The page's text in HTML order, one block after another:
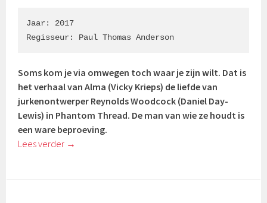
Jaar: 2017
Regisseur: Paul Thomas Anderson
Soms kom je via omwegen toch waar je zijn wilt. Dat is
het verhaal van Alma (Vicky Krieps) de liefde van
jurkenontwerper Reynolds Woodcock (Daniel Day-
Lewis) in Phantom Thread. De man van wie ze houdt is
een ware beproeving.
Lees verder →